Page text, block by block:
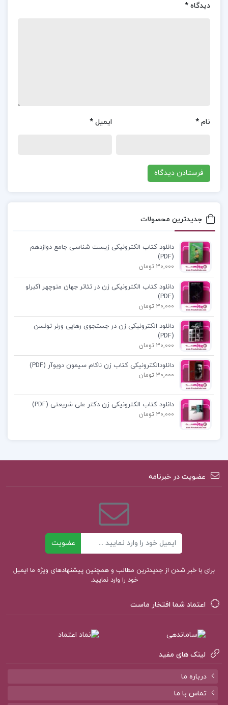
شاید چند ثانیه طول کشید اما برای من به اندازه
عاشقانه، به ژرفای زندگی در شهری نیمه غربی و نیمه
با نثری زیبا و روان، تصویری واقعی و تأثیرگذار از عشق،
کتاب موزه معصومیت بدون سانسور
کتاب موزه معصومیت ترجمه گلناز غبرایی
دانلود رایگان کتاب صوتی موزه معصومیت
کتاب موزه معصومیت زبان اصلی
نقد کتاب موزه معصومیت
کتاب پیشنهادی پروژه کده
کتاب مقدمه ای در اسلام شناسی علی میر فطروس
کتاب لایه های بیابانی محمود دولت آبادی
دیدگاه *
نام * ایمیل *
جدیدترین محصولات
دانلود کتاب الکترونیکی زیست شناسی جامع دوازدهم
(PDF)
30,000 تومان
دانلود کتاب الکترونیکی زن در تئاتر جهان منوچهر اکبرلو
(PDF)
30,000 تومان
دانلود الکترونیکی زن در جستجوی رهایی ورنر تونسن
(PDF)
30,000 تومان
دانلودالکترونیکی کتاب زن ناکام سیمون دوبوآر (PDF)
30,000 تومان
دانلود کتاب الکترونیکی زن دکتر علی شریعتی (PDF)
30,000 تومان
عضویت در خبرنامه
عضویت
برای با خبر شدن از جدیدترین مطالب و همچنین پیشنهادهای ویژه ما ایمیل
خود را وارد نمایید.
اعتماد شما افتخار ماست
لینک های مفید
درباره ما
تماس با ما